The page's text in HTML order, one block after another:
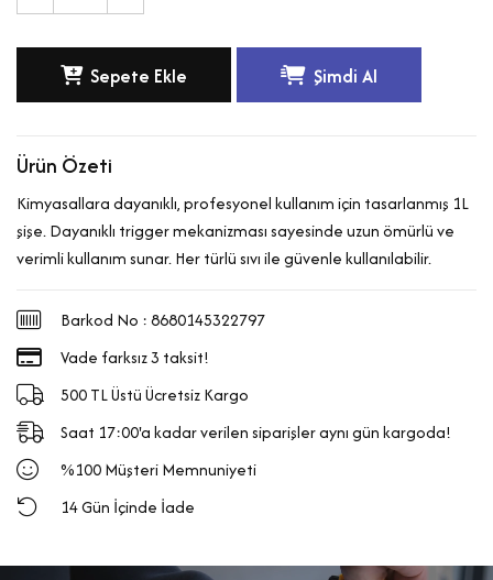
Sepete Ekle Şimdi Al
Ürün Özeti
Kimyasallara dayanıklı, profesyonel kullanım için tasarlanmış 1L
şişe. Dayanıklı trigger mekanizması sayesinde uzun ömürlü ve
verimli kullanım sunar. Her türlü sıvı ile güvenle kullanılabilir.
Barkod No : 8680145322797
Vade farksız 3 taksit!
500 TL Üstü Ücretsiz Kargo
Saat 17:00'a kadar verilen siparişler aynı gün kargoda!
%100 Müşteri Memnuniyeti
14 Gün İçinde İade